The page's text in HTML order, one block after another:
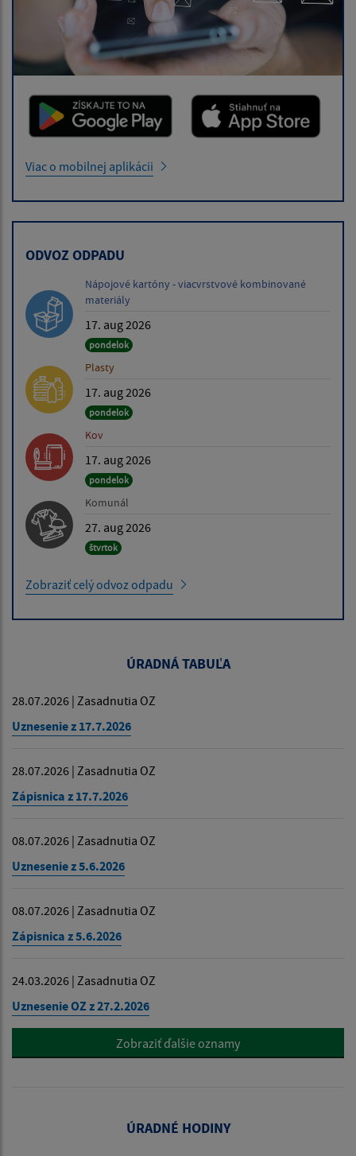
Viac o mobilnej aplikácii
ODVOZ ODPADU
Nápojové kartóny - viacvrstvové kombinované
materiály
17. aug 2026
pondelok
Plasty
17. aug 2026
pondelok
Kov
17. aug 2026
pondelok
Komunál
27. aug 2026
štvrtok
Zobraziť celý odvoz odpadu
ÚRADNÁ TABUĽA
28.07.2026 | Zasadnutia OZ
Uznesenie z 17.7.2026
28.07.2026 | Zasadnutia OZ
Zápisnica z 17.7.2026
08.07.2026 | Zasadnutia OZ
Uznesenie z 5.6.2026
08.07.2026 | Zasadnutia OZ
Zápisnica z 5.6.2026
24.03.2026 | Zasadnutia OZ
Uznesenie OZ z 27.2.2026
Zobraziť ďalšie oznamy
ÚRADNÉ HODINY